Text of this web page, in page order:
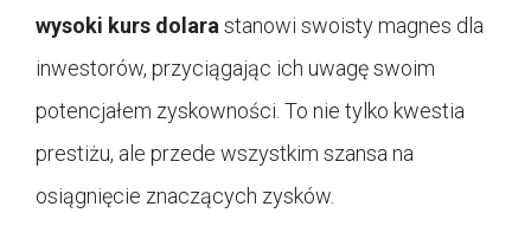
wysoki kurs dolara stanowi swoisty magnes dla
inwestorów, przyciągając ich uwagę swoim
potencjałem zyskowności. To nie tylko kwestia
prestiżu, ale przede wszystkim szansa na
osiągnięcie znaczących zysków.